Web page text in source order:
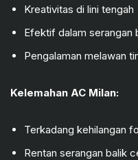
Kreativitas di lini tengah
Efektif dalam serangan
Pengalaman melawan
Kelemahan AC Milan:
Terkadang kehilangan
Rentan serangan balik